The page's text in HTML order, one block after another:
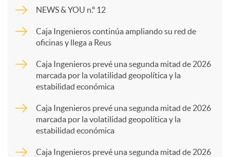
p
a
NEWS & YOU n.º 12
Caja Ingenieros continúa ampliando su red de
oficinas y llega a Reus
Caja Ingenieros prevé una segunda mitad de 2026
marcada por la volatilidad geopolítica y la
estabilidad económica
Caja Ingenieros prevé una segunda mitad de 2026
marcada por la volatilidad geopolítica y la
estabilidad económica
Caja Ingenieros prevé una segunda mitad de 2026